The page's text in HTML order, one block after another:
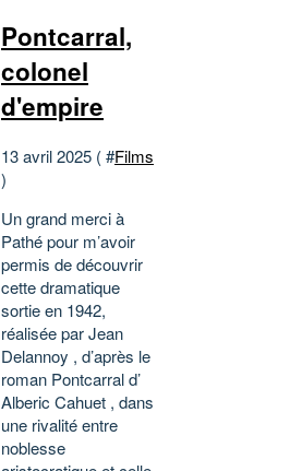
Pontcarral,
colonel
d'empire
13 avril 2025 ( #Films
)
Un grand merci à
Pathé pour m’avoir
permis de découvrir
cette dramatique
sortie en 1942,
réalisée par Jean
Delannoy , d’après le
roman Pontcarral d’
Alberic Cahuet , dans
une rivalité entre
noblesse